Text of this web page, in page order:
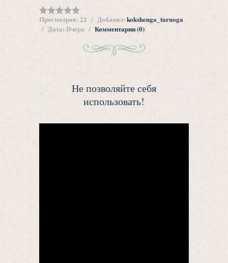
Просмотров: 22 Добавил: kokshenga_tarnoga
Дата: Вчера Комментарии (0)
Не позволяйте себя
использовать!